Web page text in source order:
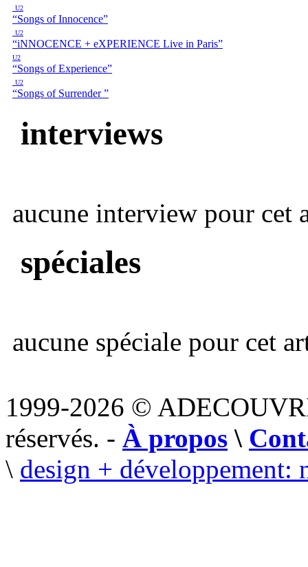
U2
“Songs of Innocence”
U2
“iNNOCENCE + eXPERIENCE Live in Paris”
U2
“Songs of Experience”
U2
“Songs of Surrender ”
interviews
aucune interview pour cet
spéciales
aucune spéciale pour cet
1999-2026 ©
réservés. - À propos \
\ design + développement: